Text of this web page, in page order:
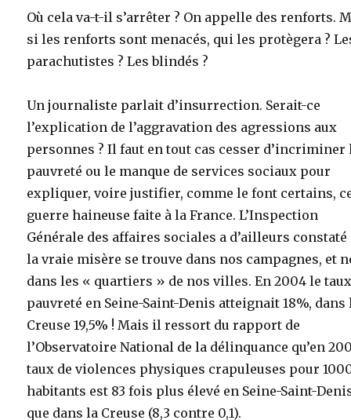
Où cela va-t-il s’arrêter ? On appelle des renforts.
si les renforts sont menacés, qui les protègera ?
parachutistes ? Les blindés ?
Un journaliste parlait d’insurrection. Serait-ce
l’explication de l’aggravation des agressions aux
personnes ? Il faut en tout cas cesser d’incriminer
pauvreté ou le manque de services sociaux pour
expliquer, voire justifier, comme le font certains,
guerre haineuse faite à la France. L’Inspection
Générale des affaires sociales a d’ailleurs constaté
la vraie misère se trouve dans nos campagnes, et
dans les « quartiers » de nos villes. En 2004 le
pauvreté en Seine-Saint-Denis atteignait 18%, dans
Creuse 19,5% ! Mais il ressort du rapport de
l’Observatoire National de la délinquance qu’en
taux de violences physiques crapuleuses pour
habitants est 83 fois plus élevé en Seine-Saint-
que dans la Creuse (8,3 contre 0,1).